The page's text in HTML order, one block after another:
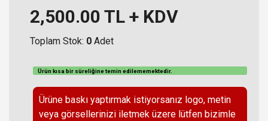
2,500.00 TL + KDV
Toplam Stok: 0 Adet
Ürün kısa bir süreliğine temin edilememektedir.
Ürüne baskı yaptırmak istiyorsanız logo, metin
veya görsellerinizi iletmek üzere lütfen bizimle